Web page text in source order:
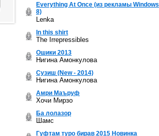
Everything At Once (из рекламы Windows
8)
Lenka
In this shirt
The Irrepressibles
Ошики 2013
Нигина Амонкулова
Сузиш (New - 2014)
Нигина Амонкулова
Амри Маъруф
Хочи Мирзо
Ба лолазор
Шамс
Гуфтам туро бирав 2015 Новинка